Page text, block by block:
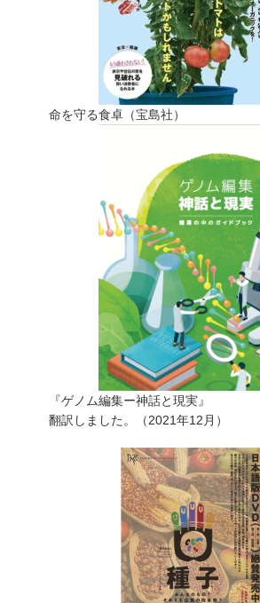
命を守る食卓（宝島社）
『ゲノム編集ー神話と現実』
翻訳しました。（2021年12月）